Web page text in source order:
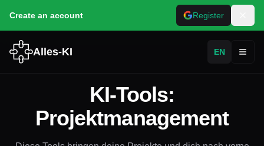
Create an account Register
Alles-KI EN
KI-Tools:
Projektmanagement